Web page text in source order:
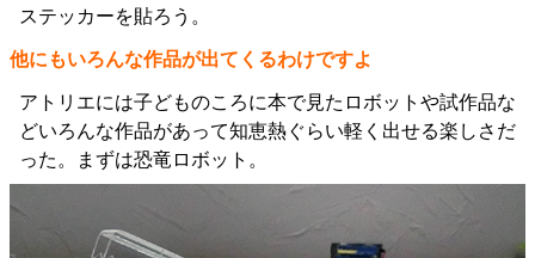
ステッカーを貼ろう。
他にもいろんな作品が出てくるわけですよ
アトリエには子どものころに本で見たロボットや試作品な
どいろんな作品があって知恵熱ぐらい軽く出せる楽しさだ
った。まずは恐竜ロボット。